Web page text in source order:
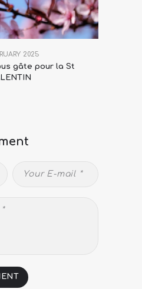
2025
gâte pour la St